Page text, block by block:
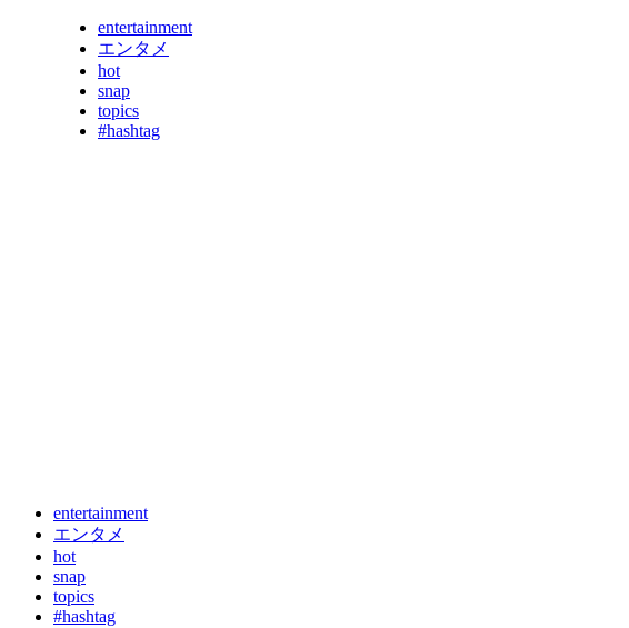
entertainment
エンタメ
hot
snap
topics
#hashtag
entertainment
エンタメ
hot
snap
topics
#hashtag